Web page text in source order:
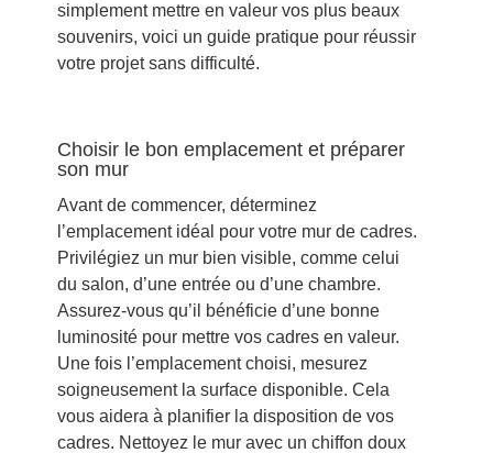
simplement mettre en valeur vos plus beaux
souvenirs, voici un guide pratique pour réussir
votre projet sans difficulté.
Choisir le bon emplacement et préparer
son mur
Avant de commencer, déterminez
l’emplacement idéal pour votre mur de cadres.
Privilégiez un mur bien visible, comme celui
du salon, d’une entrée ou d’une chambre.
Assurez-vous qu’il bénéficie d’une bonne
luminosité pour mettre vos cadres en valeur.
Une fois l’emplacement choisi, mesurez
soigneusement la surface disponible. Cela
vous aidera à planifier la disposition de vos
cadres. Nettoyez le mur avec un chiffon doux